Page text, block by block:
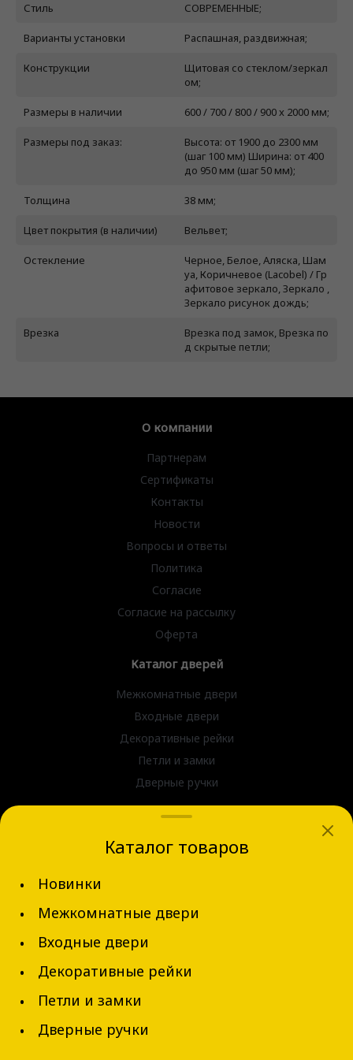
Стиль СОВРЕМЕННЫЕ;
Варианты установки Распашная, раздвижная;
Конструкции
Щитовая со стеклом/зеркал
ом;
Размеры в наличии 600 / 700 / 800 / 900 x 2000 мм;
Размеры под заказ:
Высота: от 1900 до 2300 мм
(шаг 100 мм) Ширина: от 400
до 950 мм (шаг 50 мм);
Толщина 38 мм;
Цвет покрытия (в наличии) Вельвет;
Остекление
Черное, Белое, Аляска, Шам
уа, Коричневое (Lacobel) / Гр
афитовое зеркало, Зеркало ,
Зеркало рисунок дождь;
Врезка
Врезка под замок, Врезка по
д скрытые петли;
О компании
Партнерам
Сертификаты
Контакты
Новости
Вопросы и ответы
Политика
Согласие
Согласие на рассылку
Оферта
Каталог дверей
Межкомнатные двери
Входные двери
Декоративные рейки
Петли и замки
Дверные ручки
г. Новосибирск, ул. Блюхера д.31
Каталог товаров
Новинки
Межкомнатные двери
Входные двери
Декоративные рейки
Петли и замки
Дверные ручки